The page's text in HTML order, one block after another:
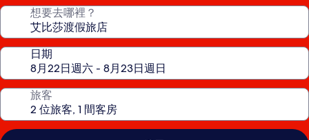
想要去哪裡？
日期
旅客